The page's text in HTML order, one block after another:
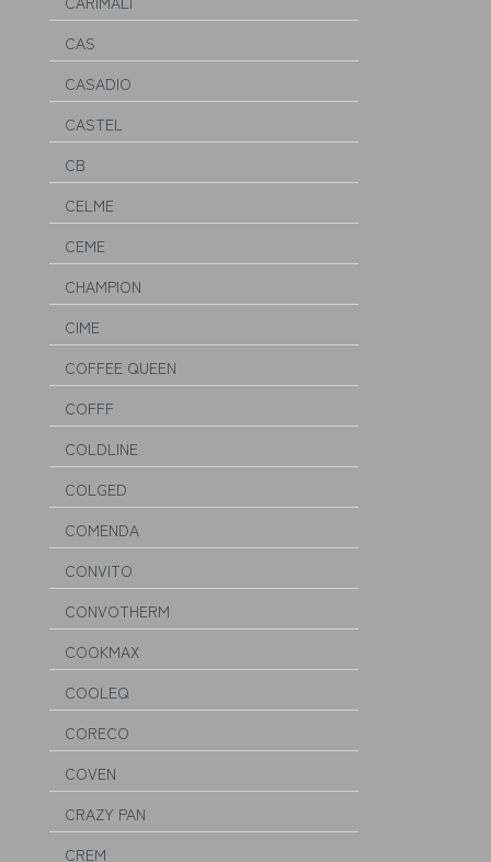
CAS
CASADIO
CASTEL
CB
CELME
CEME
CHAMPION
CIME
COFFEE QUEEN
COFFF
COLDLINE
COLGED
COMENDA
CONVITO
CONVOTHERM
COOKMAX
COOLEQ
CORECO
COVEN
CRAZY PAN
CREM